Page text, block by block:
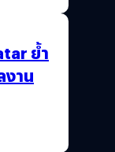
ย้ำ
งาน